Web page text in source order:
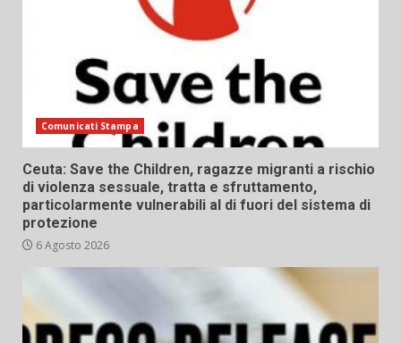
Comunicati Stampa
Ceuta: Save the Children, ragazze migranti a rischio
di violenza sessuale, tratta e sfruttamento,
particolarmente vulnerabili al di fuori del sistema di
protezione
6 Agosto 2026